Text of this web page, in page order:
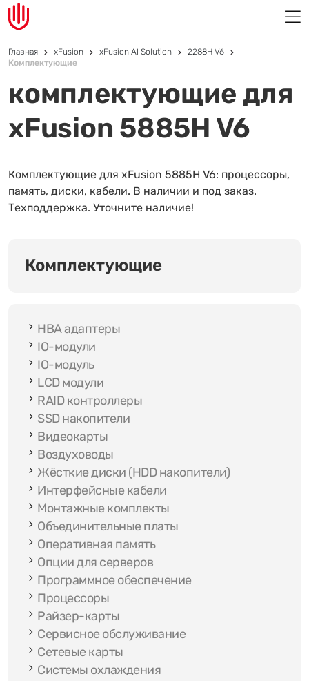
Главная xFusion xFusion AI Solution
2288H V6
Комплектующие
комплектующие для
xFusion 5885H V6
Комплектующие для xFusion 5885H V6: процессоры,
память, диски, кабели. В наличии и под заказ.
Техподдержка. Уточните наличие!
Комплектующие
HBA адаптеры
IO-модули
IO-модуль
LCD модули
RAID контроллеры
SSD накопители
Видеокарты
Воздуховоды
Жёсткие диски (HDD накопители)
Интерфейсные кабели
Монтажные комплекты
Объединительные платы
Оперативная память
Опции для серверов
Программное обеспечение
Процессоры
Райзер-карты
Сервисное обслуживание
Сетевые карты
Системы охлаждения